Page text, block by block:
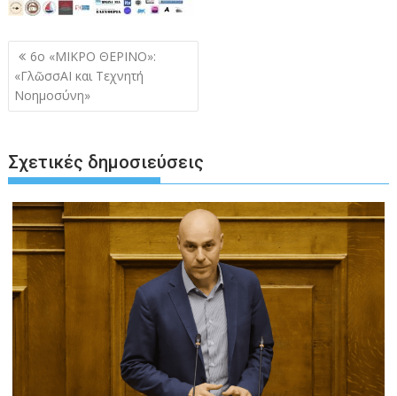
Πλοήγηση
άρθρων
6ο «ΜΙΚΡΟ ΘΕΡΙΝΟ»:
«ΓλῶσσΑΙ και Τεχνητή
Νοημοσύνη»
Σχετικές δημοσιεύσεις